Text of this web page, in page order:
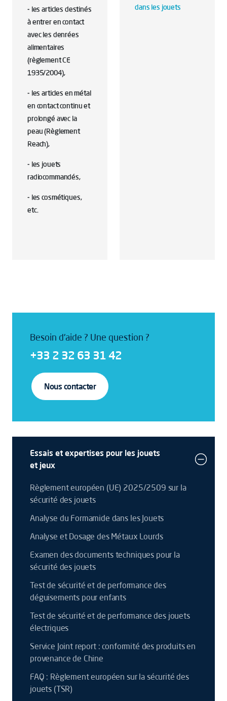
- les articles destinés
à entrer en contact
avec les denrées
alimentaires
(règlement CE
1935/2004),
- les articles en métal
en contact continu et
prolongé avec la
peau (Règlement
Reach),
- les jouets
radiocommandés,
- les cosmétiques,
etc.
dans les jouets
Besoin d'aide ? Une question ?
+33 2 32 63 31 42
Nous contacter
Essais et expertises pour les jouets
et jeux
Règlement européen (UE) 2025/2509 sur la
sécurité des jouets
Analyse du Formamide dans les Jouets
Analyse et Dosage des Métaux Lourds
Examen des documents techniques pour la
sécurité des jouets
Test de sécurité et de performance des
déguisements pour enfants
Test de sécurité et de performance des jouets
électriques
Service Joint report : conformité des produits en
provenance de Chine
FAQ : Règlement européen sur la sécurité des
jouets (TSR)